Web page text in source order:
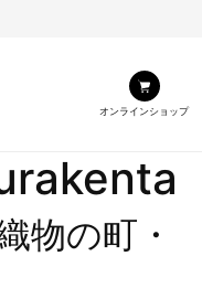
オンラインショップ
物の町・